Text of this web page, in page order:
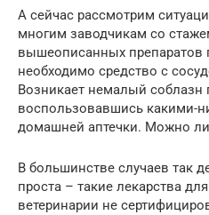
А сейчас рассмотрим
многим заводчикам со
вышеописанных препаратов
необходимо средство с
Возникает немалый соблазн
воспользовавшись какими-
домашней аптечки. Можно ли
В большинстве случаев так
проста – такие лекарства
ветеринарии не